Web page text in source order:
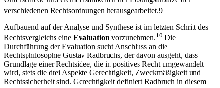
verschiedenen Rechtsordnungen herausgearbeitet.9
Aufbauend auf der Analyse und Synthese ist im letzten Schritt des
Rechtsvergleichs eine Evaluation vorzunehmen.10 Die
Durchführung der Evaluation sucht Anschluss an die
Rechtsphilosophie Gustav Radbruchs, der davon ausgeht, dass
Grundlage einer Rechtsidee, die in positives Recht umgewandelt
wird, stets die drei Aspekte Gerechtigkeit, Zweckmäßigkeit und
Rechtssicherheit sind. Gerechtigkeit definiert Radbruch in diesem